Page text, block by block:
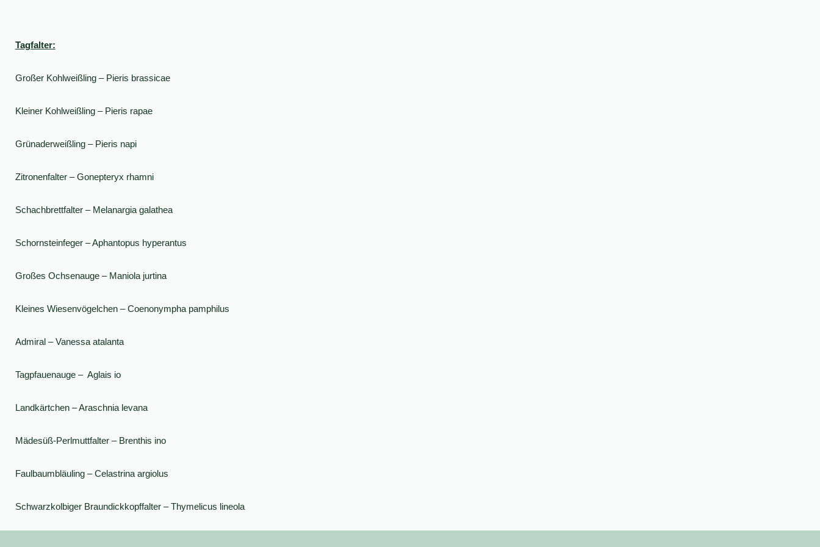
Tagfalter:
Großer Kohlweißling – Pieris brassicae
Kleiner Kohlweißling – Pieris rapae
Grünaderweißling – Pieris napi
Zitronenfalter – Gonepteryx rhamni
Schachbrettfalter – Melanargia galathea
Schornsteinfeger – Aphantopus hyperantus
Großes Ochsenauge – Maniola jurtina
Kleines Wiesenvögelchen – Coenonympha pamphilus
Admiral – Vanessa atalanta
Tagpfauenauge – Aglais io
Landkärtchen – Araschnia levana
Mädesüß-Perlmuttfalter – Brenthis ino
Faulbaumbläuling – Celastrina argiolus
Schwarzkolbiger Braundickkopffalter – Thymelicus lineola